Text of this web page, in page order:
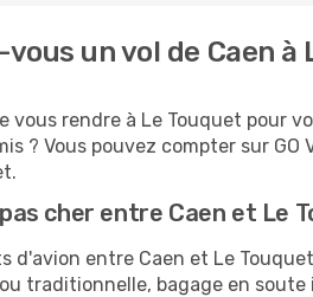
un vol de Caen à
vous rendre à Le Touquet pour
? Vous pouvez compter sur
cher entre Caen et Le
d'avion entre Caen et Le
traditionnelle, bagage en